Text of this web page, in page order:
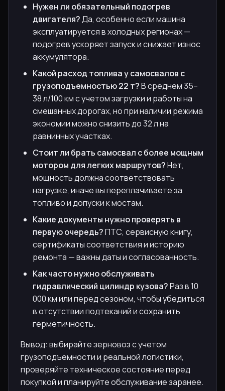
Нужен ли обязательный подогрев
двигателя?Да, особенно если машина
эксплуатируется в холодных регионах —
подогрев ускоряет запуск и снижает износ
аккумулятора.
Какой расход топлива у самосвалов с
грузоподъемностью 22 т?В среднем 35–
38 л/100 км с учетом загрузки и работы на
смешанных дорогах, но при наличии режима
экономии можно снизить до 32 л на
равнинных участках.
Стоит ли брать самосвал с более мощным
мотором для легких маршрутов?Нет,
мощность должна соответствовать
нагрузке, иначе вы переплачиваете за
топливо и допуски к мостам.
Какие документы нужно проверять в
первую очередь?ПТС, сервисную книгу,
сертификаты соответствия и историю
ремонта — важны даты и согласованность.
Как часто нужно обслуживать
гидравлический цилиндр кузова?Раз в 10
000 км или перед сезоном, чтобы убедиться
в отсутствии подтеканий и сохранить
герметичность.
Вывод: выбирайте зерновоз с учетом
грузоподъемности и реальной логистики,
проверяйте техническое состояние перед
покупкой и планируйте обслуживание заранее.